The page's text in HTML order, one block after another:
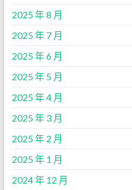
2025 年 8 月
2025 年 7 月
2025 年 6 月
2025 年 5 月
2025 年 4 月
2025 年 3 月
2025 年 2 月
2025 年 1 月
2024 年 12 月